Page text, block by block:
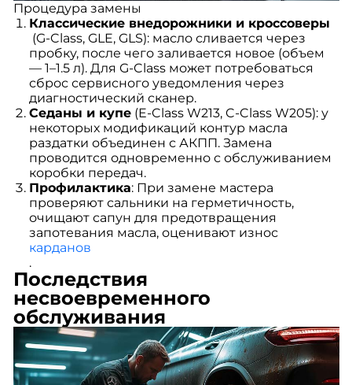
Процедура замены
Классические внедорожники и кроссоверы
(G-Class, GLE, GLS): масло сливается через
пробку, после чего заливается новое (объем
— 1–1.5 л). Для G-Class может потребоваться
сброс сервисного уведомления через
диагностический сканер.
Седаны и купе(E-Class W213, C-Class W205): у
некоторых модификаций контур масла
раздатки объединен с АКПП. Замена
проводится одновременно с обслуживанием
коробки передач.
Профилактика: При замене мастера
проверяют сальники на герметичность,
очищают сапун для предотвращения
запотевания масла, оценивают износ
карданов
.
Последствия
несвоевременного
обслуживания